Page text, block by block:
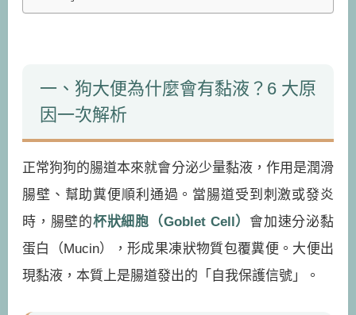
一、狗大便為什麼會有黏液？6 大原
因一次解析
正常狗狗的腸道本來就會分泌少量黏液，作用是潤滑
腸壁、幫助糞便順利通過。當腸道受到刺激或發炎
時，腸壁的杯狀細胞（Goblet Cell） 會加速分泌黏
蛋白（Mucin），形成果凍狀物質包覆糞便。大便出
現黏液，本質上是腸道發出的「自我保護信號」。